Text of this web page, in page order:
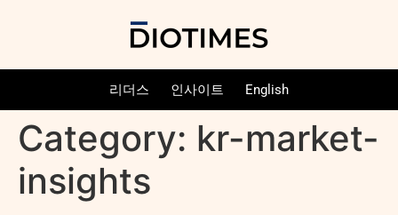
리더스 인사이트 English
Category: kr-market-
insights